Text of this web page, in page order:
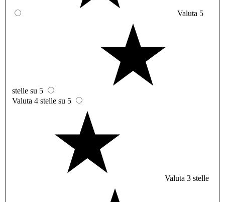
Valuta 5
stelle su 5
Valuta 4 stelle su 5
Valuta 3 stelle